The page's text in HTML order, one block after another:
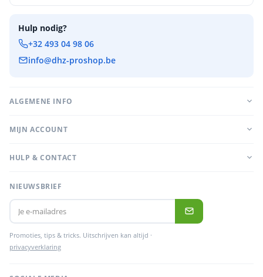
Hulp nodig?
+32 493 04 98 06
info@dhz-proshop.be
ALGEMENE INFO
MIJN ACCOUNT
HULP & CONTACT
NIEUWSBRIEF
Promoties, tips & tricks. Uitschrijven kan altijd ·
privacyverklaring